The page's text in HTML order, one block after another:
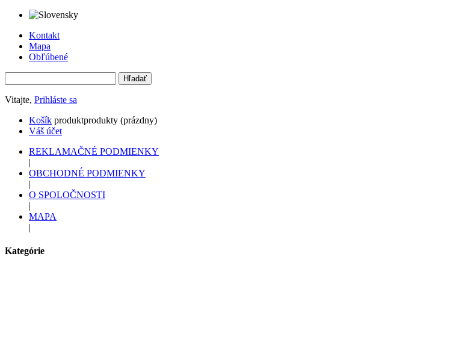
Kontakt
Mapa
Obľúbené
Vitajte, Prihláste sa
Košík produktprodukty (prázdny)
Váš účet
REKLAMAČNÉ PODMIENKY
|
OBCHODNÉ PODMIENKY
|
O SPOLOČNOSTI
|
MAPA
|
Kategórie